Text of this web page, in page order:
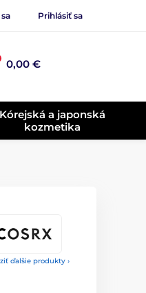
Prihlásiť sa
0,00 €
Kórejská a japonská
kozmetika
ďalšie produkty ›